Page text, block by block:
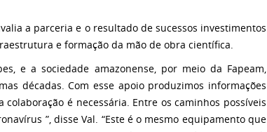
a parceria e o resultado de sucessos investimentos
e formação da mão de obra científica.
e a sociedade amazonense, por meio da Fapeam,
décadas.Com esse apoio produzimos informações
colaboração é necessária. Entre os caminhos possíveis
”, disse Val. “Este é o mesmo equipamento que